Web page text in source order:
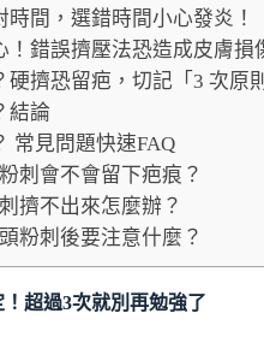
間，選錯時間小心發炎！
！錯誤擠壓法恐造成皮膚損
擠恐留疤，切記「3 次原則
結論
常見問題快速FAQ
刺會不會留下疤痕？
擠不出來怎麼辦？
粉刺後要注意什麼？
超過3次就別再勉強了